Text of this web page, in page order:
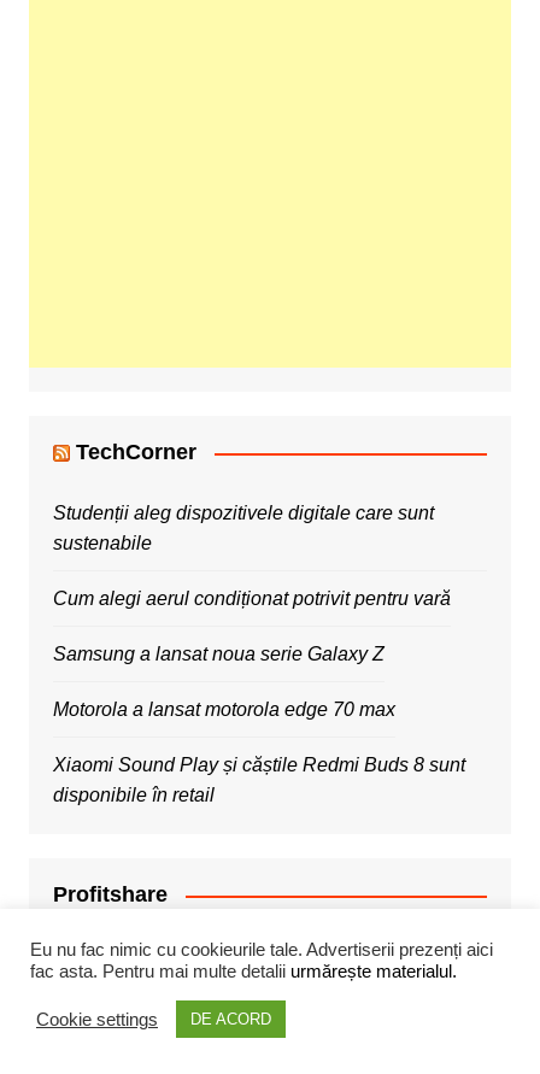
TechCorner
Studenții aleg dispozitivele digitale care sunt
sustenabile
Cum alegi aerul condiționat potrivit pentru vară
Samsung a lansat noua serie Galaxy Z
Motorola a lansat motorola edge 70 max
Xiaomi Sound Play și căștile Redmi Buds 8 sunt
disponibile în retail
Profitshare
Eu nu fac nimic cu cookieurile tale. Advertiserii prezenți aici
fac asta. Pentru mai multe detalii urmărește materialul.
Cookie settings DE ACORD